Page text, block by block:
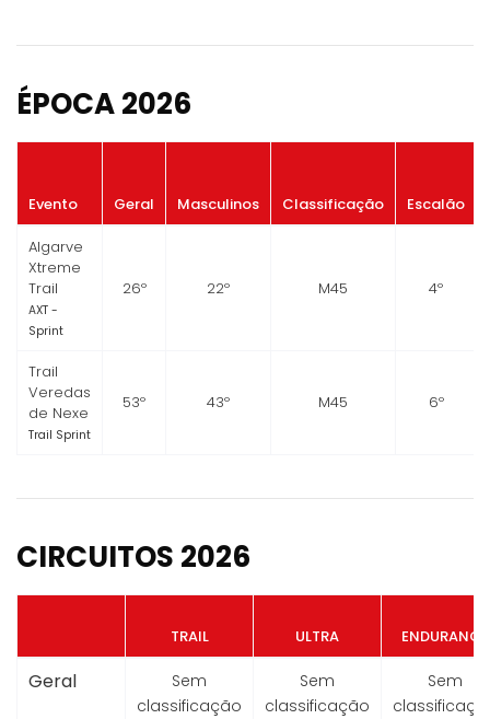
ÉPOCA 2026
Evento Geral Masculinos Classificação Escalão
Algarve
Xtreme
Trail
AXT -
Sprint
26º 22º M45 4º
Trail
Veredas
de Nexe
Trail Sprint
53º 43º M45 6º
CIRCUITOS 2026
TRAIL ULTRA ENDURANCE
Geral
Sem
classificação
Sem
classificação
Sem